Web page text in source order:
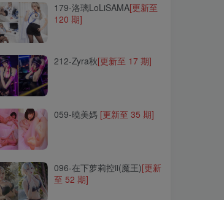
212-Zyra秋
179-洛璃LoLiSAMA[更新至
120 期]
212-Zyra秋[更新至 17 期]
059-曉美媽 [更新至 35 期]
096-在下萝莉控ii(魔王)[更新
至 52 期]